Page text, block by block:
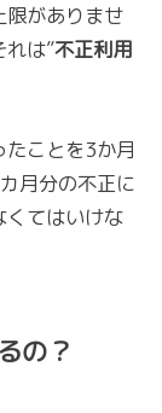
限がありませ
れは”不正利用
ことを3か月
月分の不正に
くてはいけな
の？